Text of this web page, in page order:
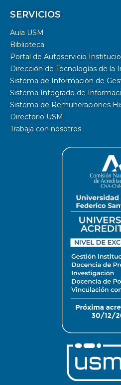
SERVICIOS
Aula USM
Biblioteca
Portal de Autoservicio
Dirección de Tecnologías de la
Sistema de Información de
Sistema Integrado de
Sistema de Remuneraciones
Directorio USM
Trabaja con nosotros